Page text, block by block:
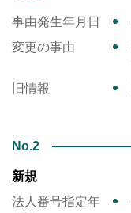
事由発生年月日
変更の事由
旧情報
No.2
新規
法人番号指定年